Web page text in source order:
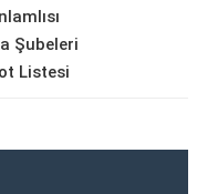
Şubeleri
Listesi